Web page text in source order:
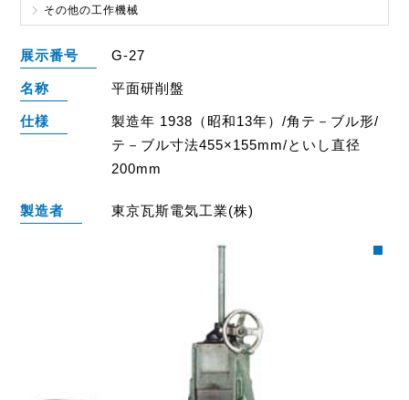
その他の工作機械
展示番号 G-27
名称 平面研削盤
仕様
製造年 1938（昭和13年）/角テ－ブル形/
テ－ブル寸法455×155mm/といし直径
200mm
製造者 東京瓦斯電気工業(株)